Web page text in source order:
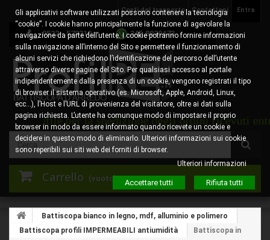
Entra
Contattaci
Costi del trasporto
0522 - 578310 345.8829473
Carrello (vuoto)
utile per la spedizione degli ordini ricevuti entro
Battiscopa bianco in legno, mdf, alluminio e polimero
Battiscopa profili IMPERMEABILI antiumidità
Battiscopa in
Gli applicativi software utilizzati possono contenere la tecnologia
“cookie”. I cookie hanno principalmente la funzione di agevolare la
navigazione da parte dell’utente. I cookie potranno fornire informazioni
sulla navigazione all’interno del Sito e permettere il funzionamento di
alcuni servizi che richiedono l’identificazione del percorso dell’utente
attraverso diverse pagine del Sito. Per qualsiasi accesso al portale
indipendentemente dalla presenza di un cookie, vengono registrati il tipo
di browser il sistema operativo (es. Microsoft, Apple, Android, Linux,
ecc…), l’Host e l’URL di provenienza del visitatore, oltre ai dati sulla
pagina richiesta. L’utente ha comunque modo di impostare il proprio
browser in modo da essere informato quando ricevete un cookie e
decidere in questo modo di eliminarlo. Ulteriori informazioni sui cookie
sono reperibili sui siti web dei forniti di browser.
Ulteriori informazioni
Accettare tutti Rifiuta tutti